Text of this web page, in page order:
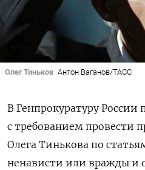
Олег Тиньков Антон Ваганов/ТАСС
В Генпрокуратуру России
с требованием провести
Олега Тинькова по
ненависти или вражды и